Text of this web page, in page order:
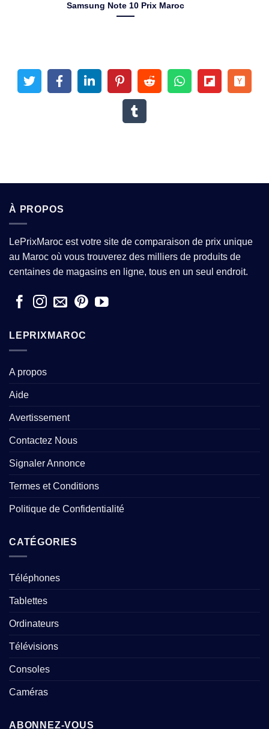
Samsung Note 10 Prix Maroc
À PROPOS
LePrixMaroc est votre site de comparaison de prix unique
au Maroc où vous trouverez des milliers de produits de
centaines de magasins en ligne, tous en un seul endroit.
LEPRIXMAROC
A propos
Aide
Avertissement
Contactez Nous
Signaler Annonce
Termes et Conditions
Politique de Confidentialité
CATÉGORIES
Téléphones
Tablettes
Ordinateurs
Télévisions
Consoles
Caméras
ABONNEZ-VOUS